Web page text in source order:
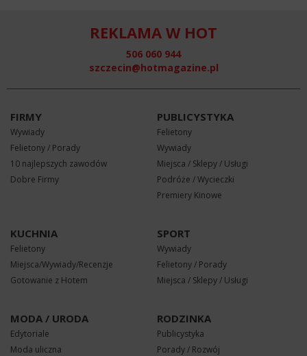
REKLAMA W HOT
506 060 944
szczecin@hotmagazine.pl
FIRMY
Wywiady
Felietony / Porady
10 najlepszych zawodów
Dobre Firmy
PUBLICYSTYKA
Felietony
Wywiady
Miejsca / Sklepy / Usługi
Podróże / Wycieczki
Premiery Kinowe
KUCHNIA
Felietony
Miejsca/Wywiady/Recenzje
Gotowanie z Hotem
SPORT
Wywiady
Felietony / Porady
Miejsca / Sklepy / Usługi
MODA / URODA
Edytoriale
Moda uliczna
RODZINKA
Publicystyka
Porady / Rozwój